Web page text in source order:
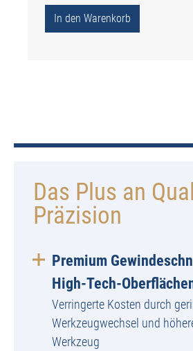
In den Warenkorb
Das Plus an
Präzision
Premium
High-Tech-
Verringerte Kosten durch
Werkzeugwechsel und
Werkzeug